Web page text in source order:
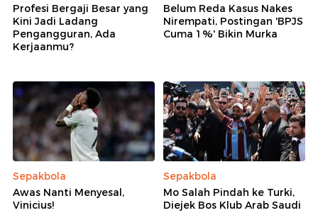
Profesi Bergaji Besar yang
Kini Jadi Ladang
Pengangguran, Ada
Kerjaanmu?
Belum Reda Kasus Nakes
Nirempati, Postingan 'BPJS
Cuma 1%' Bikin Murka
Sepakbola
Awas Nanti Menyesal,
Vinicius!
Sepakbola
Mo Salah Pindah ke Turki,
Diejek Bos Klub Arab Saudi